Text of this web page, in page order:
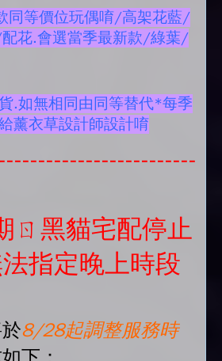
同等價位玩偶唷/高架花藍/
花.會選當季最新款/綠葉/
.如無相同由同等替代*每季
薰衣草設計師設計唷
ㄖ黑貓宅配停止
指定晚上時段
8/28起調整服務時